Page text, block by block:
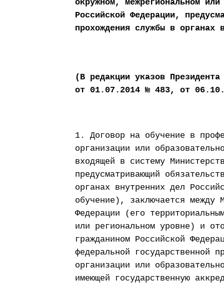
окружном, межрегиональном
Российской Федерации,
прохождения службы в органах
(В редакции указов Президента
от 01.07.2014 № 483, от
1. Договор на обучение в
организации или
входящей в систему
предусматривающий
органах внутренних дел
обучение), заключается между
Федерации (его
или региональном уровне) и
гражданином Российской
федеральной государственной
организации или
имеющей государственную